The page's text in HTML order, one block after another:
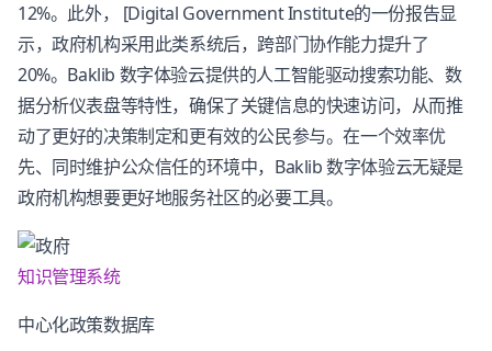
12%。此外， [Digital Government Institute的一份报告显
示，政府机构采用此类系统后，跨部门协作能力提升了
20%。Baklib 数字体验云提供的人工智能驱动搜索功能、数
据分析仪表盘等特性，确保了关键信息的快速访问，从而推
动了更好的决策制定和更有效的公民参与。在一个效率优
先、同时维护公众信任的环境中，Baklib 数字体验云无疑是
政府机构想要更好地服务社区的必要工具。
知识管理系统
中心化政策数据库